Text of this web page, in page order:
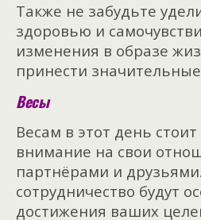
Также не забудьте
здоровью и
изменения в образе
принести
Весы
Весам в этот день
внимание на свои
партнёрами и
сотрудничество будут
достижения ваших